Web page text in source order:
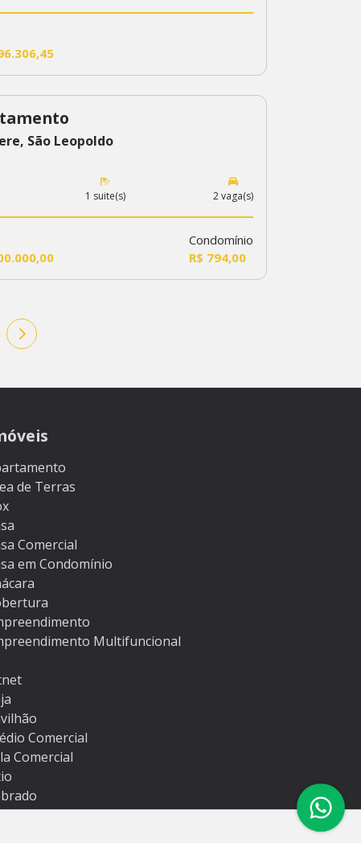
São Leopoldo
1 suite(s) 2 vaga(s)
Condomínio
R$ 794,00
de Terras
Comercial
em Condomínio
Multifuncional
Comercial
Comercial